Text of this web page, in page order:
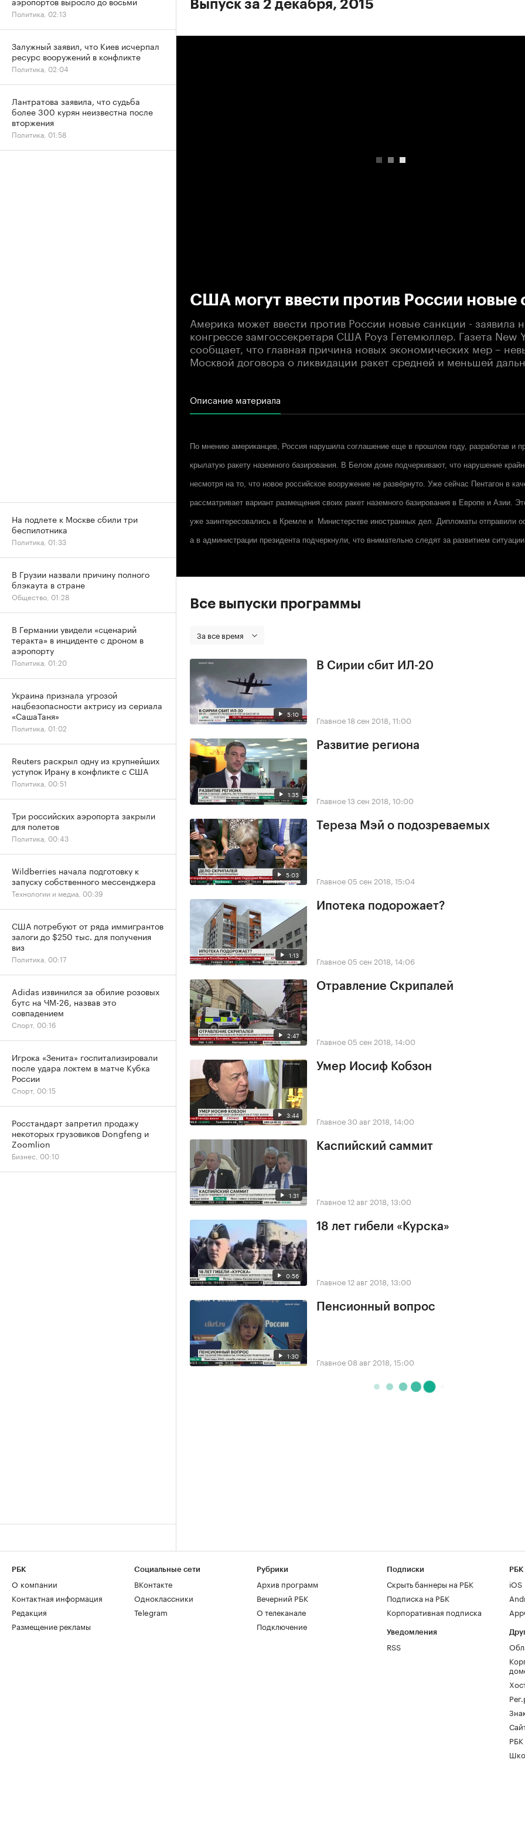
Выпуск за 2 декабря, 2015
США могут ввести против России новые
Америка может ввести против России новые санкции - заявила
конгрессе замгоссекретаря США Роуз Гетемюллер. Газета New
сообщает, что главная причина новых экономических мер –
Москвой договора о ликвидации ракет средней и меньшей
Описание материала
По мнению американцев, Россия нарушила соглашение еще в прошлом году, разработав и
крылатую ракету наземного базирования. В Белом доме подчеркивают, что нарушение
несмотря на то, что новое российское вооружение не развёрнуто. Уже сейчас Пентагон в
рассматривает вариант размещения своих ракет наземного базирования в Европе и Азии.
уже заинтересовались в Кремле и Министерстве иностранных дел. Дипломаты отправили
а в администрации президента подчеркнули, что внимательно следят за развитием
Все выпуски программы
За все время
5:10
В Сирии сбит ИЛ-20
Главное18 сен 2018, 11:00
1:35
Развитие региона
Главное13 сен 2018, 10:00
5:03
Тереза Мэй о подозреваемых
Главное 05 сен 2018, 15:04
1:13
Ипотека подорожает?
Главное 05 сен 2018, 14:06
2:47
Отравление Скрипалей
Главное 05 сен 2018, 14:00
3:44
Умер Иосиф Кобзон
Главное30 авг 2018, 14:00
1:31
Каспийский саммит
Главное12 авг 2018, 13:00
0:56
18 лет гибели «Курска»
Главное12 авг 2018, 13:00
1:30
Пенсионный вопрос
Главное 08 авг 2018, 15:00
Политика, 02:13
Залужный заявил, что Киев исчерпал
ресурс вооружений в конфликте
Политика, 02:04
Лантратова заявила, что судьба
более 300 курян неизвестна после
вторжения
Политика, 01:58
На подлете к Москве сбили три
беспилотника
Политика, 01:33
В Грузии назвали причину полного
блэкаута в стране
Общество, 01:28
В Германии увидели «сценарий
теракта» в инциденте с дроном в
аэропорту
Политика, 01:20
Украина признала угрозой
нацбезопасности актрису из сериала
«СашаТаня»
Политика, 01:02
Reuters раскрыл одну из крупнейших
уступок Ирану в конфликте с США
Политика, 00:51
Три российских аэропорта закрыли
для полетов
Политика, 00:43
Wildberries начала подготовку к
запуску собственного мессенджера
Технологии и медиа, 00:39
США потребуют от ряда иммигрантов
залоги до $250 тыс. для получения
виз
Политика, 00:17
Adidas извинился за обилие розовых
бутс на ЧМ-26, назвав это
совпадением
Спорт, 00:16
Игрока «Зенита» госпитализировали
после удара локтем в матче Кубка
России
Спорт, 00:15
Росстандарт запретил продажу
некоторых грузовиков Dongfeng и
Zoomlion
Бизнес, 00:10
РБК
О компании
Контактная информация
Редакция
Размещение рекламы
Социальные сети
ВКонтакте
Одноклассники
Telegram
Рубрики
Архив программ
Вечерний РБК
О телеканале
Подключение
Подписки
Скрыть баннеры на РБК
Подписка на РБК
Корпоративная подписка
Уведомления
RSS
РБК
iOS